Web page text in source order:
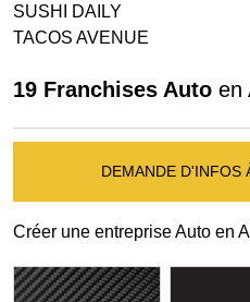
SUSHI DAILY
TACOS AVENUE
19 Franchises Auto en
DEMANDE D'INFOS
Créer une entreprise Auto en